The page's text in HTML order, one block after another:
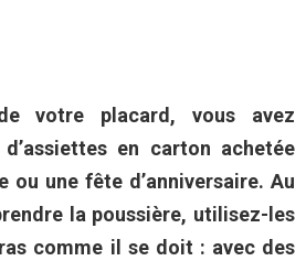
votre placard, vous avez
en carton achetée
ou une fête d’anniversaire. Au
la poussière, utilisez-les
comme il se doit : avec des